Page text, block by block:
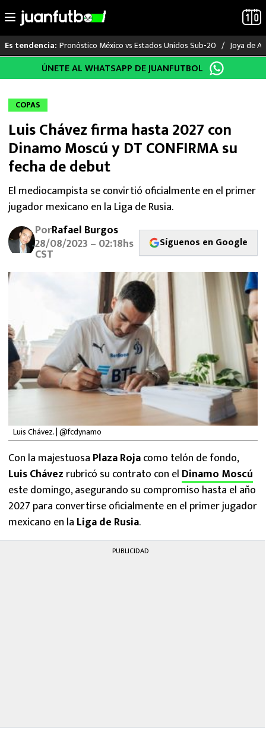
al
Es tendencia: Pronóstico México vs Estados Unidos Sub-20 Joya de
LO ÚLTIMO
LIGA MX
RAYADOS
PUMAS
ATLANTE
FUTBOL INTERNACIONAL
MEXICANOS EN EL EXTRANJERO
FÓRMULA 1
BOXEO
LIGA MX
NFL
ÚNETE AL WHATSAPP DE JUANFUTBOL
COPAS
Luis Chávez firma hasta 2027 con
Dinamo Moscú y DT CONFIRMA su
fecha de debut
El mediocampista se convirtió oficialmente en el primer
jugador mexicano en la Liga de Rusia.
PorRafael Burgos
28/08/2023 – 02:18hs
CST
Síguenos en Google
Luis Chávez. | @fcdynamo
Con la majestuosa Plaza Rojacomo telón de fondo,
Luis Chávez rubricó su contrato con el Dinamo Moscú
este domingo, asegurando su compromiso hasta el año
2027 para convertirse oficialmente en el primer jugador
mexicano en la Liga de Rusia.
PUBLICIDAD